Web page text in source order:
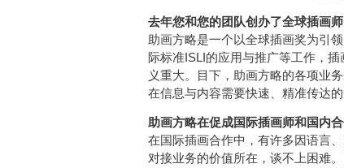
去年您和您的团队创办了全球插画
助画方略是一个以全球插画奖为引
际标准ISLI的应用与推广等工作，
义重大。目下，助画方略的各项业
在信息与内容需要快速、精准传达
助画方略在促成国际插画师和国内
在国际插画合作中，有许多因语言
对接业务的价值所在，谈不上困难